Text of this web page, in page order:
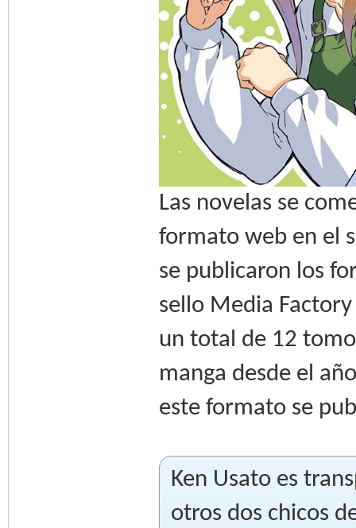
Las novelas se
formato web en el
se publicaron los
sello Media
un total de 12
manga desde el
este formato se
Ken Usato es
otros dos chicos